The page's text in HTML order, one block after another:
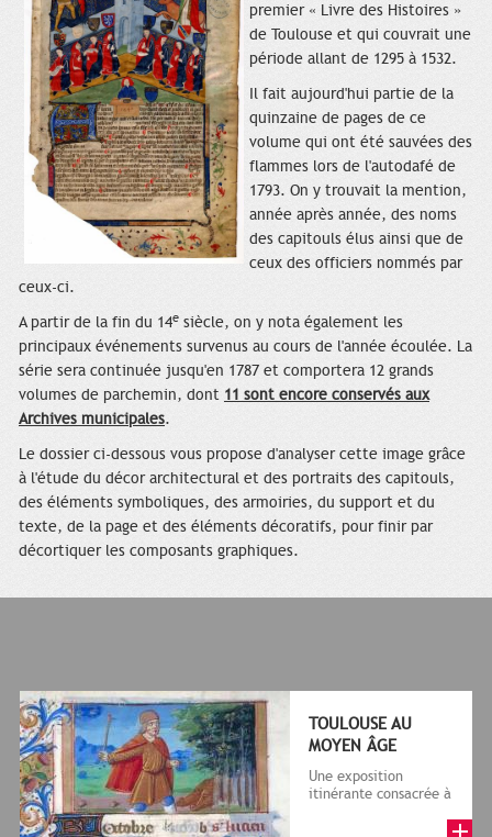
premier « Livre des Histoires »
de Toulouse et qui couvrait une
période allant de 1295 à 1532.
Il fait aujourd'hui partie de la
quinzaine de pages de ce
volume qui ont été sauvées des
flammes lors de l'autodafé de
1793. On y trouvait la mention,
année après année, des noms
des capitouls élus ainsi que de
ceux des officiers nommés par
ceux-ci.
A partir de la fin du 14e siècle, on y nota également les
principaux événements survenus au cours de l'année écoulée. La
série sera continuée jusqu'en 1787 et comportera 12 grands
volumes de parchemin, dont 11 sont encore conservés aux
Archives municipales.
Le dossier ci-dessous vous propose d'analyser cette image grâce
à l'étude du décor architectural et des portraits des capitouls,
des éléments symboliques, des armoiries, du support et du
texte, de la page et des éléments décoratifs, pour finir par
décortiquer les composants graphiques.
TOULOUSE AU
MOYEN ÂGE
Une exposition
itinérante consacrée à